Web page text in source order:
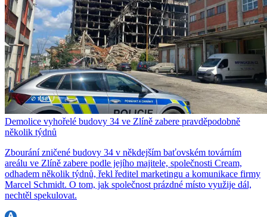
Demolice vyhořelé budovy 34 ve Zlíně zabere pravděpodobně
několik týdnů
Zbourání zničené budovy 34 v někdejším baťovském továrním
areálu ve Zlíně zabere podle jejího majitele, společnosti Cream,
odhadem několik týdnů, řekl ředitel marketingu a komunikace firmy
Marcel Schmidt. O tom, jak společnost prázdné místo využije dál,
nechtěl spekulovat.